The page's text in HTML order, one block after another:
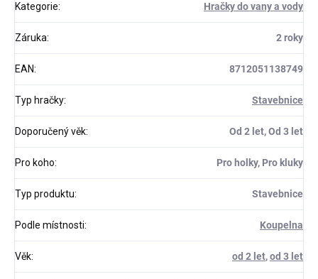
Kategorie: Hračky do vany a vody
Záruka: 2 roky
EAN: 8712051138749
Typ hračky: Stavebnice
Doporučený věk: Od 2 let, Od 3 let
Pro koho: Pro holky, Pro kluky
Typ produktu: Stavebnice
Podle místnosti: Koupelna
Věk: od 2 let,od 3 let